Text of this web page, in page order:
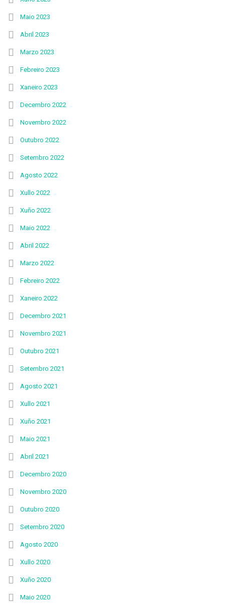
Maio 2023
Abril 2023
Marzo 2023
Febreiro 2023
Xaneiro 2023
Decembro 2022
Novembro 2022
Outubro 2022
Setembro 2022
Agosto 2022
Xullo 2022
Xuño 2022
Maio 2022
Abril 2022
Marzo 2022
Febreiro 2022
Xaneiro 2022
Decembro 2021
Novembro 2021
Outubro 2021
Setembro 2021
Agosto 2021
Xullo 2021
Xuño 2021
Maio 2021
Abril 2021
Decembro 2020
Novembro 2020
Outubro 2020
Setembro 2020
Agosto 2020
Xullo 2020
Xuño 2020
Maio 2020